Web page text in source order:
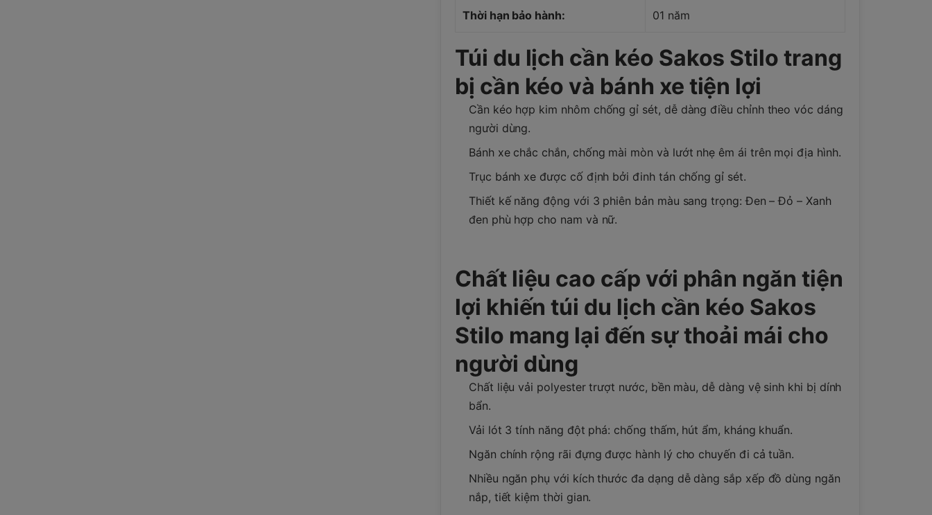
Thời hạn bảo hành: 01 năm
Túi du lịch cần kéo Sakos Stilo trang
bị cần kéo và bánh xe tiện lợi
Cần kéo hợp kim nhôm chống gỉ sét, dễ dàng điều chỉnh theo vóc dáng
người dùng.
Bánh xe chắc chắn, chống mài mòn và lướt nhẹ êm ái trên mọi địa hình.
Trục bánh xe được cố định bởi đinh tán chống gỉ sét.
Thiết kế năng động với 3 phiên bản màu sang trọng: Đen – Đỏ – Xanh
đen phù hợp cho nam và nữ.
Chất liệu cao cấp với phân ngăn tiện
lợi khiến túi du lịch cần kéo Sakos
Stilo mang lại đến sự thoải mái cho
người dùng
Chất liệu vải polyester trượt nước, bền màu, dễ dàng vệ sinh khi bị dính
bẩn.
Vải lót 3 tính năng đột phá: chống thấm, hút ẩm, kháng khuẩn.
Ngăn chính rộng rãi đựng được hành lý cho chuyến đi cả tuần.
Nhiều ngăn phụ với kích thước đa dạng dễ dàng sắp xếp đồ dùng ngăn
nắp, tiết kiệm thời gian.